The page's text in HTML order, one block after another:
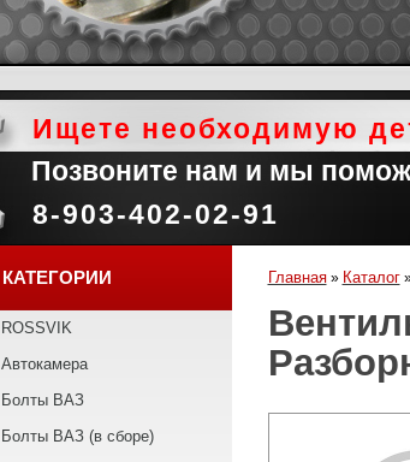
Ищете необходимую
Позвоните нам и мы
8-903-402-02-91
КАТЕГОРИИ
ROSSVIK
Автокамера
Болты ВАЗ
Болты ВАЗ (в сборе)
Главная» Каталог